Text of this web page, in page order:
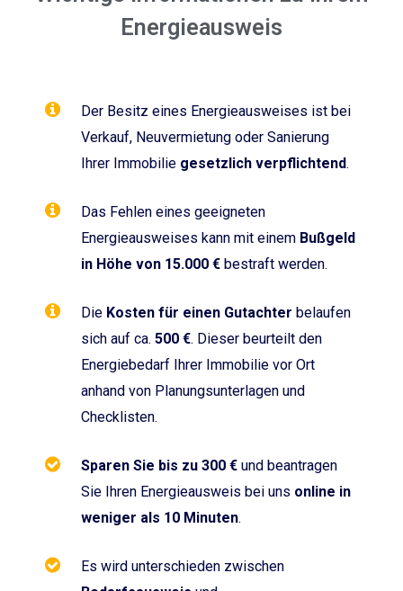
Energieausweis
Der Besitz eines Energieausweises ist bei
Verkauf, Neuvermietung oder Sanierung
Ihrer Immobilie gesetzlich verpflichtend.
Das Fehlen eines geeigneten
Energieausweises kann mit einem Bußgeld
in Höhe von 15.000 € bestraft werden.
Die Kosten für einen Gutachter belaufen
sich auf ca. 500 €. Dieser beurteilt den
Energiebedarf Ihrer Immobilie vor Ort
anhand von Planungsunterlagen und
Checklisten.
Sparen Sie bis zu 300 € und beantragen
Sie Ihren Energieausweis bei uns online in
weniger als 10 Minuten.
Es wird unterschieden zwischen